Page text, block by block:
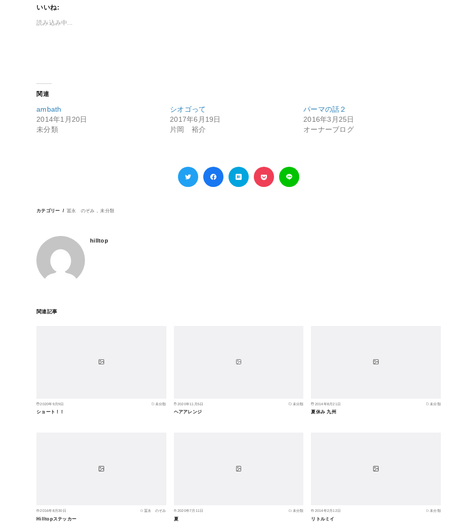
いいね:
読み込み中...
関連
ambath
2014年1月20日
未分類
シオゴって
2017年6月19日
片岡 裕介
パーマの話２
2016年3月25日
オーナーブログ
カテゴリー 冨永 のぞみ 未分類
hilltop
関連記事
2020年9月9日 未分類
ショート！！
2020年11月5日 未分類
ヘアアレンジ
2014年8月21日 未分類
夏休み 九州
2016年8月30日 冨永 のぞみ
Hilltopステッカー
2020年7月11日 未分類
夏
2014年2月12日 未分類
リトルミイ